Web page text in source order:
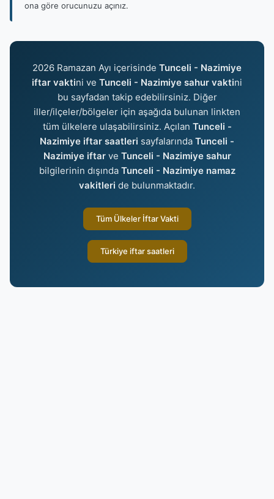
ona göre orucunuzu açınız.
2026 Ramazan Ayı içerisinde Tunceli - Nazimiye
iftar vaktini ve Tunceli - Nazimiye sahur vaktini
bu sayfadan takip edebilirsiniz. Diğer
iller/ilçeler/bölgeler için aşağıda bulunan linkten
tüm ülkelere ulaşabilirsiniz. Açılan Tunceli -
Nazimiye iftar saatleri sayfalarında Tunceli -
Nazimiye iftarve Tunceli - Nazimiye sahur
bilgilerinin dışında Tunceli - Nazimiye namaz
vakitleri de bulunmaktadır.
Tüm Ülkeler İftar Vakti
Türkiye iftar saatleri